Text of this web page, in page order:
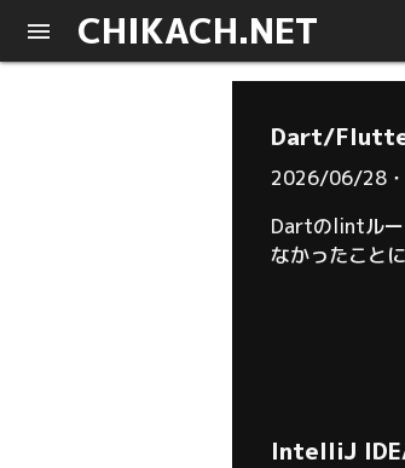
CHIKACH.NET
Dart/Flutter
2026/06/28・
Dartのlintル
なかったこと
IntelliJ